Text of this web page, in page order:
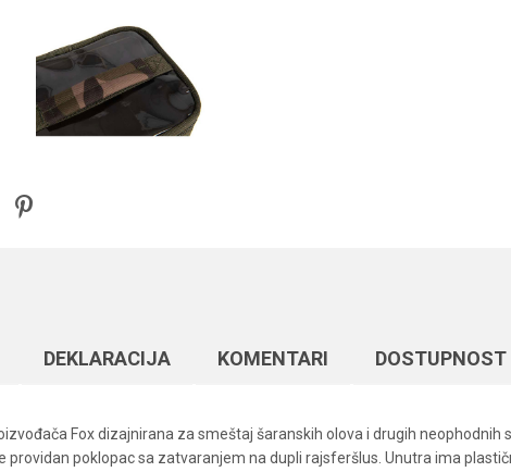
DEKLARACIJA KOMENTARI
Fox dizajnirana za smeštaj šaranskih olova i drugih
poklopac sa zatvaranjem na dupli rajsferšlus. Unutra ima